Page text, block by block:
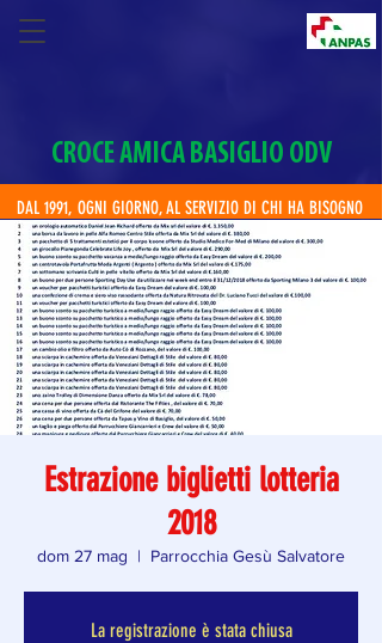
CROCE AMICA BASIGLIO ODV
DAL 1991, OGNI GIORNO, AL SERVIZIO DI CHI HA BISOGNO
Estrazione biglietti lotteria
2018
dom 27 mag
  |
Parrocchia Gesù Salvatore
La registrazione è stata chiusa